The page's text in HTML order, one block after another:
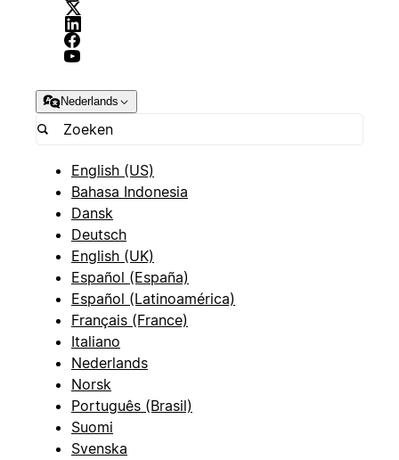
Nederlands
English (US)
Bahasa Indonesia
Dansk
Deutsch
English (UK)
Español (España)
Español (Latinoamérica)
Français (France)
Italiano
Nederlands
Norsk
Português (Brasil)
Suomi
Svenska